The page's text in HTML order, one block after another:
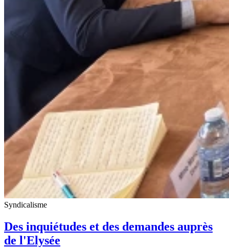
Syndicalisme
Des inquiétudes et des demandes auprès
de l'Elysée